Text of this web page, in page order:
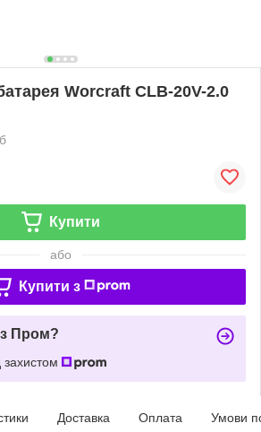
Worcraft CLB-20V-2.0
Купити
або
Купити з
Пром?
Доставка Оплата Умови